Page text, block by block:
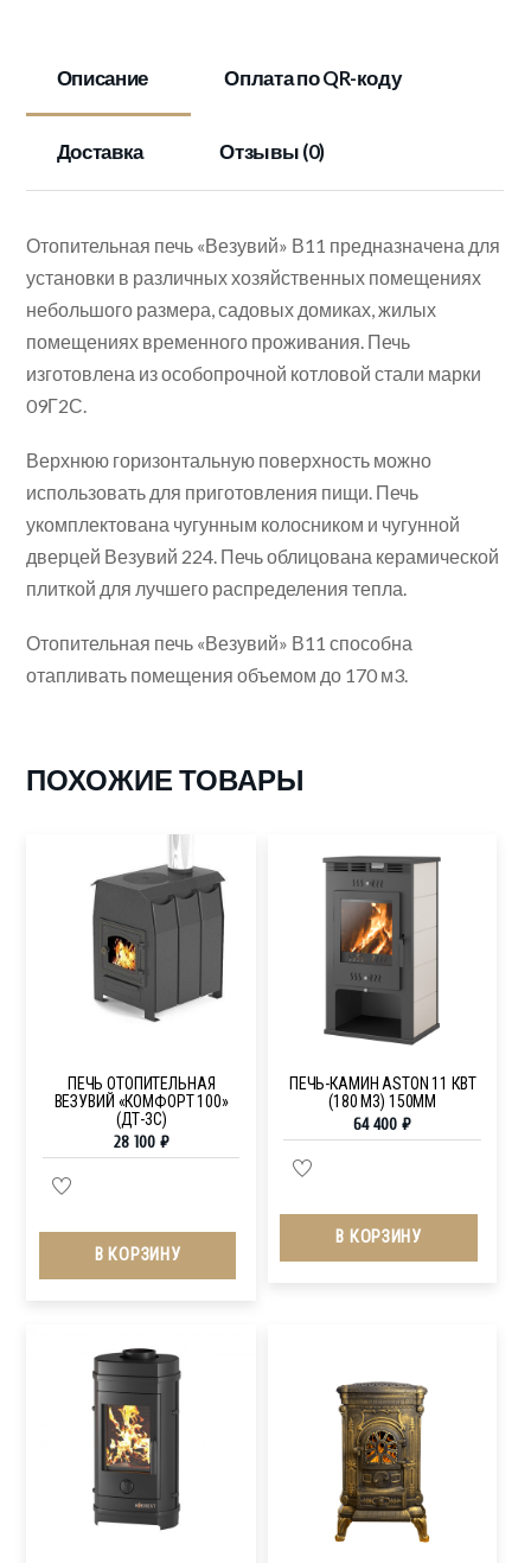
Описание Оплата по QR-коду
Доставка Отзывы (0)
Отопительная печь «Везувий» В11 предназначена для
установки в различных хозяйственных помещениях
небольшого размера, садовых домиках, жилых
помещениях временного проживания. Печь
изготовлена из особопрочной котловой стали марки
09Г2С.
Верхнюю горизонтальную поверхность можно
использовать для приготовления пищи. Печь
укомплектована чугунным колосником и чугунной
дверцей Везувий 224. Печь облицована керамической
плиткой для лучшего распределения тепла.
Отопительная печь «Везувий» В11 способна
отапливать помещения объемом до 170 м3.
ПОХОЖИЕ ТОВАРЫ
ПЕЧЬ ОТОПИТЕЛЬНАЯ
ВЕЗУВИЙ «КОМФОРТ 100»
(ДТ-3С)
28 100 ₽
В КОРЗИНУ
ПЕЧЬ-КАМИН ASTON 11 КВТ
(180 М3) 150ММ
64 400₽
В КОРЗИНУ